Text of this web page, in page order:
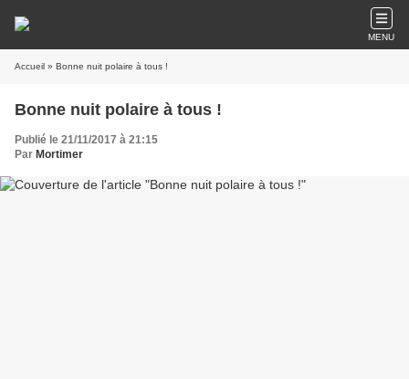
MENU
Accueil » Bonne nuit polaire à tous !
Bonne nuit polaire à tous !
Publié le 21/11/2017 à 21:15
Par Mortimer